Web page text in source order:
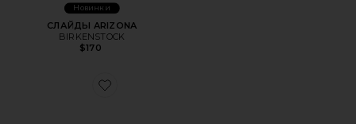
Новинки
СЛАЙДЫ ARIZONA
BIRKENSTOCK
$170
Favorite СЛАЙДЫ